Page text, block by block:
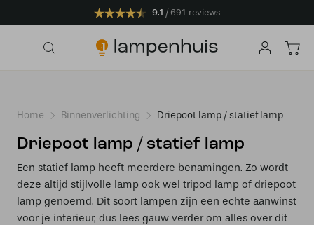
9.1 691 reviews
Home Binnenverlichting Driepoot lamp / statief lamp
Driepoot lamp / statief lamp
Een statief lamp heeft meerdere benamingen. Zo wordt
deze altijd stijlvolle lamp ook wel tripod lamp of driepoot
lamp genoemd. Dit soort lampen zijn een echte aanwinst
voor je interieur, dus lees gauw verder om alles over dit